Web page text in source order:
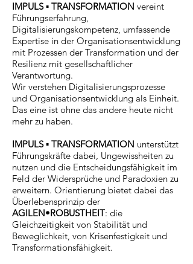
IMPULS ▪ TRANSFORMATION vereint
Führungserfahrung,
Digitalisierungskompetenz, umfassende
Expertise in der Organisationsentwicklung
mit Prozessen der Transformation und der
Resilienz mit gesellschaftlicher
Verantwortung.
Wir verstehen Digitalisierungsprozesse
und Organisationsentwicklung als Einheit.
Das eine ist ohne das andere heute nicht
mehr zu haben.
IMPULS ▪ TRANSFORMATION unterstützt
Führungskräfte dabei, Ungewissheiten zu
nutzen und die Entscheidungsfähigkeit im
Feld der Widersprüche und Paradoxien zu
erweitern. Orientierung bietet dabei das
Überlebensprinzip der
AGILEN•ROBUSTHEIT: die
Gleichzeitigkeit von Stabilität und
Beweglichkeit, von Krisenfestigkeit und
Transformationsfähigkeit.